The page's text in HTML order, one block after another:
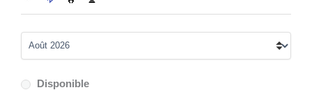
Disponible